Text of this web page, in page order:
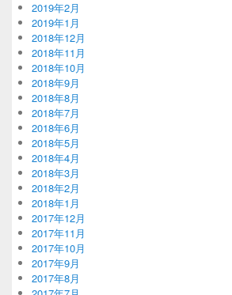
2019年2月
2019年1月
2018年12月
2018年11月
2018年10月
2018年9月
2018年8月
2018年7月
2018年6月
2018年5月
2018年4月
2018年3月
2018年2月
2018年1月
2017年12月
2017年11月
2017年10月
2017年9月
2017年8月